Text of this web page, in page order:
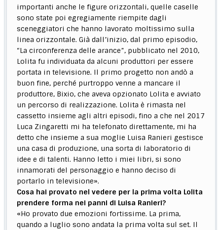
importanti anche le figure orizzontali, quelle caselle
sono state poi egregiamente riempite dagli
sceneggiatori che hanno lavorato moltissimo sulla
linea orizzontale. Già dall’inizio, dal primo episodio,
“La circonferenza delle arance”, pubblicato nel 2010,
Lolita fu individuata da alcuni produttori per essere
portata in televisione. Il primo progetto non andò a
buon fine, perché purtroppo venne a mancare il
produttore, Bixio, che aveva opzionato Lolita e avviato
un percorso di realizzazione. Lolita è rimasta nel
cassetto insieme agli altri episodi, fino a che nel 2017
Luca Zingaretti mi ha telefonato direttamente, mi ha
detto che insieme a sua moglie Luisa Ranieri gestisce
una casa di produzione, una sorta di laboratorio di
idee e di talenti. Hanno letto i miei libri, si sono
innamorati del personaggio e hanno deciso di
portarlo in televisione».
Cosa hai provato nel vedere per la prima volta Lolita
prendere forma nei panni di Luisa Ranieri?
«Ho provato due emozioni fortissime. La prima,
quando a luglio sono andata la prima volta sul set. Il